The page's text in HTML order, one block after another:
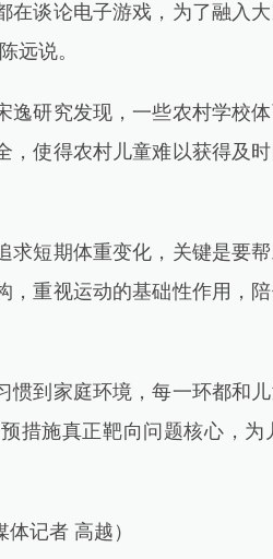
在谈论电子游戏，为了融入
远说。
研究发现，一些农村学校体
，使得农村儿童难以获得及
短期体重变化，关键是要帮
，重视运动的基础性作用，
到家庭环境，每一环都和儿
措施真正靶向问题核心，
记者 高越）